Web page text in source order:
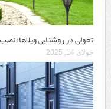
تحولی در روشنایی ویلاها:
جولای 14, 2025